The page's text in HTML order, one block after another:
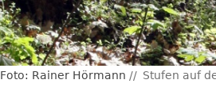
Foto: Rainer Hörmann Stufen auf